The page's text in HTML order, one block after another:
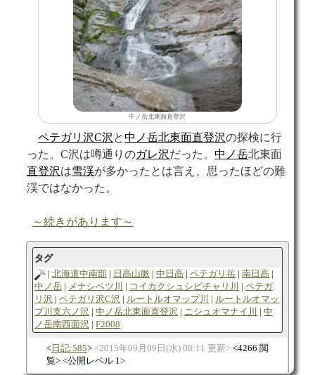
中ノ岳北東面直登沢
ペテガリ沢C沢 と中ノ岳北東面直登沢の探検に行
った。C沢は噂通りのガレ沢だった。中ノ岳北東面
直登沢は雪渓が多かったとは言え、思ったほどの難
渓ではなかった。
～続きがあります～
タグ
北海道中南部
日高山脈 中日高 ペテガリ岳
南日高
中ノ岳
メナシベツ川 コイカクシュシビチャリ川
ペテガ
リ沢
ペテガリ沢C沢 ルートルオマップ川
ルートルオマッ
プ川支六ノ沢
中ノ岳北東面直登沢 ニシュオマナイ川
中
ノ岳南西面沢
F2008
日記:585 2015年09月09日(水) 08:11 更新
4266 閲
覧
公開レベル 1